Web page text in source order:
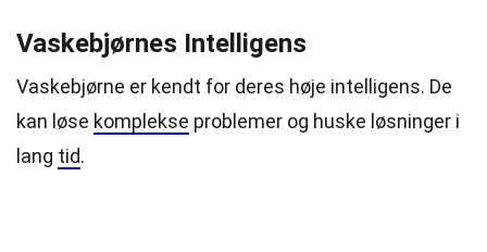
Vaskebjørnes Intelligens
Vaskebjørne er kendt for deres høje intelligens. De
kan løse komplekse problemer og huske løsninger i
lang tid.